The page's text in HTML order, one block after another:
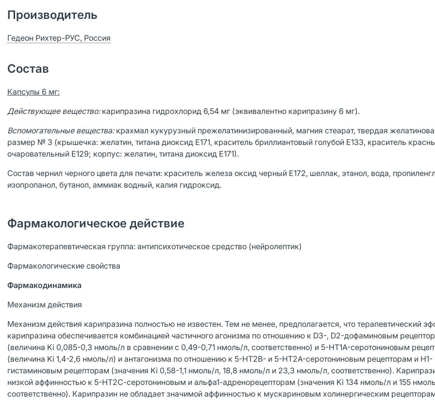
Производитель
Гедеон Рихтер-РУС, Россия
Состав
Капсулы 6 мг:
Действующее вещество:карипразина гидрохлорид 6,54 мг (эквивалентно карипразину 6 мг).
Вспомогательные вещества:крахмал кукурузный прежелатинизированный, магния стеарат, твердая
размер № 3 (крышечка: желатин, титана диоксид Е171, краситель бриллиантовый голубой Е133, краситель
очаровательный Е129; корпус: желатин, титана диоксид Е171).
Состав чернил черного цвета для печати: краситель железа оксид черный Е172, шеллак, этанол, вода,
изопропанол, бутанол, аммиак водный, калия гидроксид.
Фармакологическое действие
Фармакотерапевтическая группа: антипсихотическое средство (нейролептик)
Фармакологические свойства
Фармакодинамика
Механизм действия
Механизм действия карипразина полностью не известен. Тем не менее, предполагается, что терапевтический
карипразина обеспечивается комбинацией частичного агонизма по отношению к D3-, D2-дофаминовым
(величина Ki 0,085-0,3 нмоль/л в сравнении с 0,49-0,71 нмоль/л, соответственно) и 5-HT1A-серотониновым
(величина Ki 1,4-2,6 нмоль/л) и антагонизма по отношению к 5-HT2B- и 5-HT2A-серотониновым рецепторам и Н1-
гистаминовым рецепторам (значения Ki 0,58-1,1 нмоль/л, 18,8 нмоль/л и 23,3 нмоль/л, соответственно).
низкой аффинностью к 5-НТ2С-серотониновым и альфа1-адренорецепторам (значения Ki 134 нмоль/л и 155
соответственно). Карипразин не обладает значимой аффинностью к мускариновым холинергическим